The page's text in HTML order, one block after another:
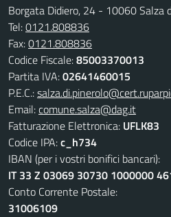
Borgata Didiero, 24 - 10060 Salza
Tel:0121.808836
Fax:0121.808836
Codice Fiscale:85003370013
Partita IVA:02641460015
P.E.C.:
Email:comune.salza@dag.it
Fatturazione Elettronica: UFLK83
Codice IPA:c_h734
IBAN (per i vostri bonifici bancari):
IT 33 Z 03069 30730 1000000
Conto Corrente Postale:
31006109